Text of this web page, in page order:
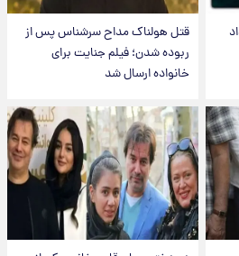
قتل هولناک مداح سرشناس پس از
ربوده شدن؛ فیلم جنایت برای
خانواده ارسال شد